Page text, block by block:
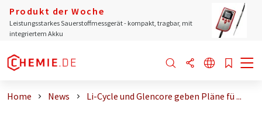
Produkt der Woche
Leistungsstarkes Sauerstoffmessgerät - kompakt, tragbar, mit
integriertem Akku
Home News Li-Cycle und Glencore geben Pläne fü ...